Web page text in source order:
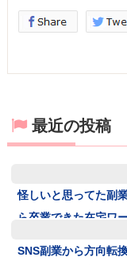
最近の投稿
怪しいと思ってた副
ら卒業できた在宅ワ
SNS副業から方向転